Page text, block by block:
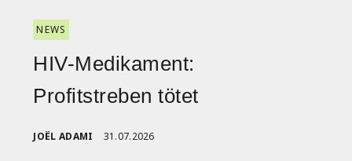
NEWS
HIV-Medikament:
Profitstreben tötet
JOËL ADAMI 31.07.2026